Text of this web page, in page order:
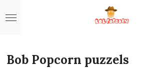
direct
hoofdinhoud
Bob Popcorn puzzels